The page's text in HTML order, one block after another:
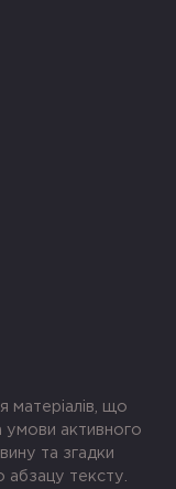
матеріалів, що
умови активного
та згадки
тексту.